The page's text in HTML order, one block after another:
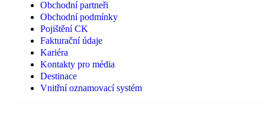
Obchodní partneři
Obchodní podmínky
Pojištění CK
Fakturační údaje
Kariéra
Kontakty pro média
Destinace
Vnitřní oznamovací systém